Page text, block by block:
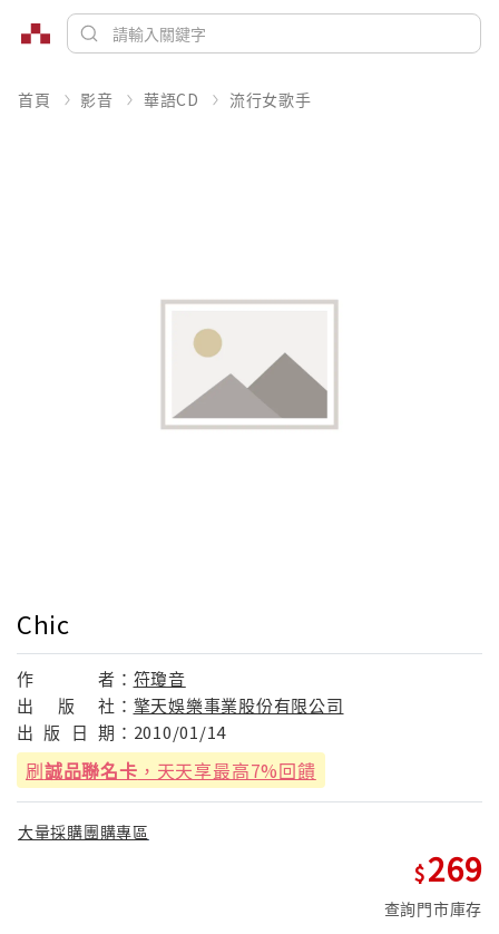
首頁 影音 華語CD 流行女歌手
Chic
作 者： 符瓊音
出
版 社： 擎天娛樂事業股份有限公司
出 版 日 期： 2010/01/14
刷誠品聯名卡 ，天天享最高7%回饋
大量採購團購專區
269
查詢門市庫存